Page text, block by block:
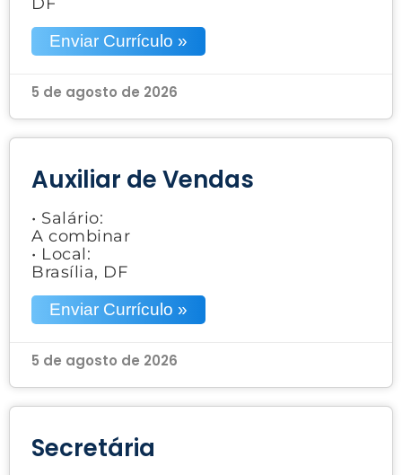
Enviar Currículo »
5 de agosto de 2026
Auxiliar de Vendas
• Salário:
A combinar
• Local:
Brasília, DF
Enviar Currículo »
5 de agosto de 2026
Secretária